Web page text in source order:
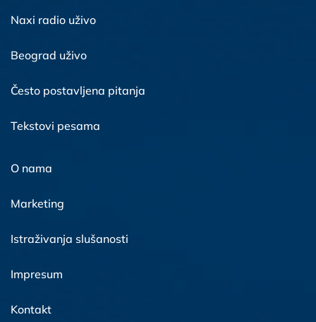
Naxi radio uživo
Beograd uživo
Često postavljena pitanja
Tekstovi pesama
O nama
Marketing
Istraživanja slušanosti
Impresum
Kontakt